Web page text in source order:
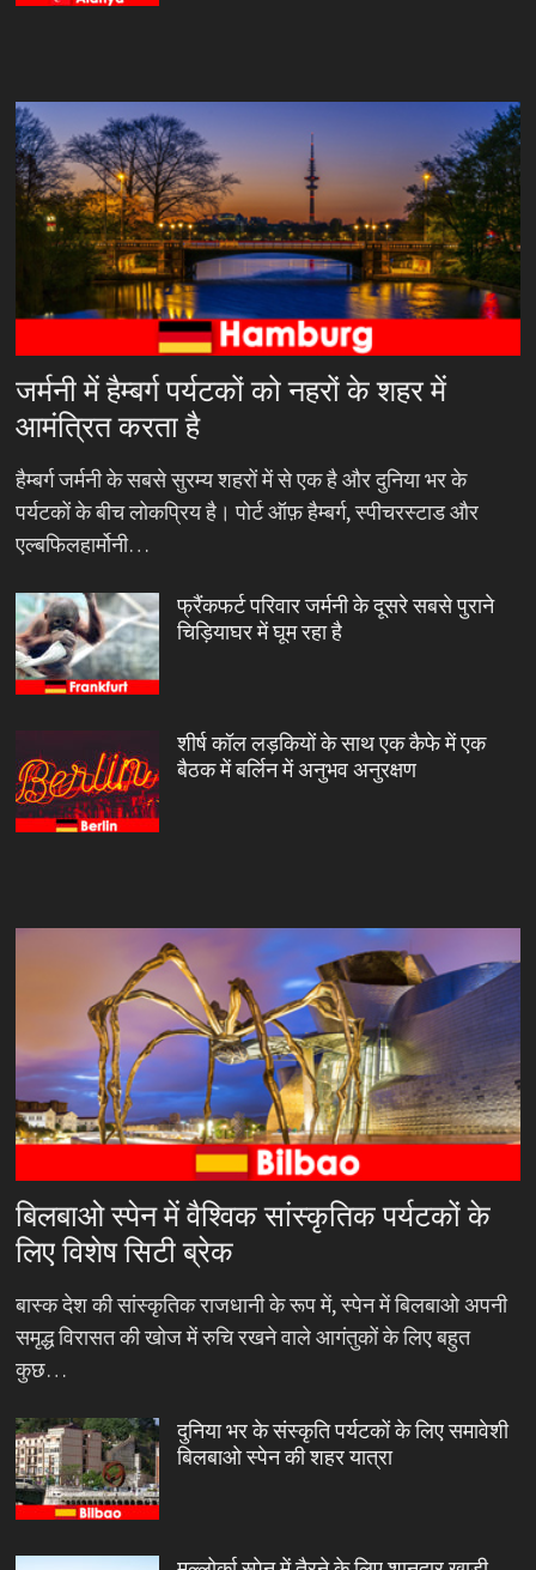
जर्मनी में हैम्बर्ग पर्यटकों को नहरों के शहर में
आमंत्रित करता है
हैम्बर्ग जर्मनी के सबसे सुरम्य शहरों में से एक है और दुनिया भर के
पर्यटकों के बीच लोकप्रिय है। पोर्ट ऑफ़ हैम्बर्ग, स्पीचरस्टाड और
एल्बफिलहार्मोनी…
फ्रैंकफर्ट परिवार जर्मनी के दूसरे सबसे पुराने
चिड़ियाघर में घूम रहा है
शीर्ष कॉल लड़कियों के साथ एक कैफे में एक
बैठक में बर्लिन में अनुभव अनुरक्षण
बिलबाओ स्पेन में वैश्विक सांस्कृतिक पर्यटकों के
लिए विशेष सिटी ब्रेक
बास्क देश की सांस्कृतिक राजधानी के रूप में, स्पेन में बिलबाओ अपनी
समृद्ध विरासत की खोज में रुचि रखने वाले आगंतुकों के लिए बहुत
कुछ…
दुनिया भर के संस्कृति पर्यटकों के लिए समावेशी
बिलबाओ स्पेन की शहर यात्रा